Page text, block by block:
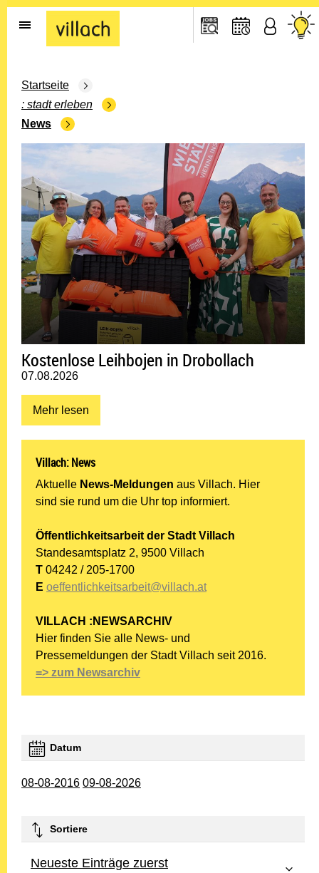
Gehe zur Startseite
Startseite
stadt erleben
News
Kostenlose Leihbojen in Drobollach
Datum:
07.08.2026
Mehr lesen: Kostenlose Leihbojen in Drobollach
Mehr lesen
Villach: News
Aktuelle News-Meldungen aus Villach. Hier
sind sie rund um die Uhr top informiert.
Öffentlichkeitsarbeit der Stadt Villach
Standesamtsplatz 2, 9500 Villach
T 04242 / 205-1700
E oeffentlichkeitsarbeit@villach.at
VILLACH :NEWSARCHIV
Hier finden Sie alle News- und
Pressemeldungen der Stadt Villach seit 2016.
=> zum Newsarchiv
Datum
08-08-2016 09-08-2026
Sortiere
Neueste Einträge zuerst